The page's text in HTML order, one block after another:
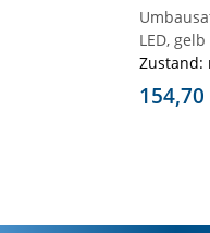
LED, gelb
Zustand: